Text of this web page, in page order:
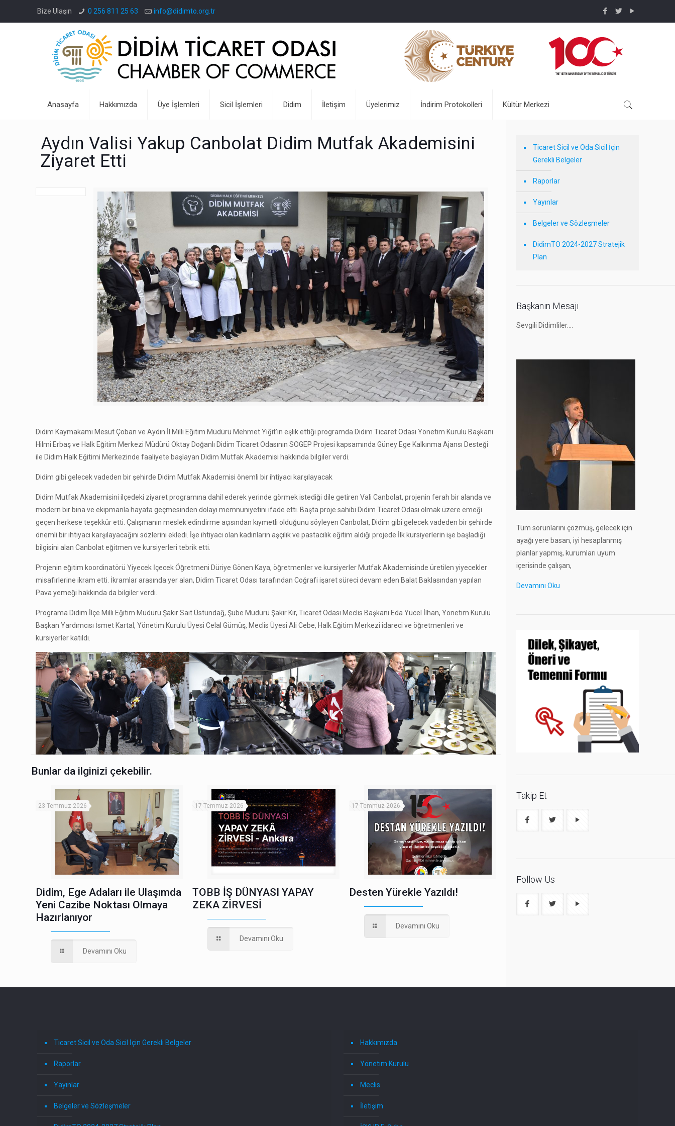
Bize Ulaşın 0 256 811 25 63 info@didimto.org.tr
Anasayfa Hakkımızda Üye İşlemleri Sicil İşlemleri Didim İletişim Üyelerimiz İndirim Protokolleri Kültür Merkezi
Aydın Valisi Yakup Canbolat Didim Mutfak Akademisini
Ziyaret Etti
Didim Kaymakamı Mesut Çoban ve Aydın İl Milli Eğitim Müdürü Mehmet Yiğit’in eşlik ettiği programda Didim Ticaret Odası Yönetim Kurulu Başkanı
Hilmi Erbaş ve Halk Eğitim Merkezi Müdürü Oktay Doğanlı Didim Ticaret Odasının SOGEP Projesi kapsamında Güney Ege Kalkınma Ajansı Desteği
ile Didim Halk Eğitimi Merkezinde faaliyete başlayan Didim Mutfak Akademisi hakkında bilgiler verdi.
Didim gibi gelecek vadeden bir şehirde Didim Mutfak Akademisi önemli bir ihtiyacı karşılayacak
Didim Mutfak Akademisini ilçedeki ziyaret programına dahil ederek yerinde görmek istediği dile getiren Vali Canbolat, projenin ferah bir alanda ve
modern bir bina ve ekipmanla hayata geçmesinden dolayı memnuniyetini ifade etti. Başta proje sahibi Didim Ticaret Odası olmak üzere emeği
geçen herkese teşekkür etti. Çalışmanın meslek edindirme açısından kıymetli olduğunu söyleyen Canbolat, Didim gibi gelecek vadeden bir şehirde
önemli bir ihtiyacı karşılayacağını sözlerini ekledi. İşe ihtiyacı olan kadınların aşçılık ve pastacılık eğitim aldığı projede İlk kursiyerlerin işe başladığı
bilgisini alan Canbolat eğitmen ve kursiyerleri tebrik etti.
Projenin eğitim koordinatörü Yiyecek İçecek Öğretmeni Düriye Gönen Kaya, öğretmenler ve kursiyerler Mutfak Akademisinde üretilen yiyecekler
misafirlerine ikram etti. İkramlar arasında yer alan, Didim Ticaret Odası tarafından Coğrafi işaret süreci devam eden Balat Baklasından yapılan
Pava yemeği hakkında da bilgiler verdi.
Programa Didim İlçe Milli Eğitim Müdürü Şakir Sait Üstündağ, Şube Müdürü Şakir Kır, Ticaret Odası Meclis Başkanı Eda Yücel İlhan, Yönetim Kurulu
Başkan Yardımcısı İsmet Kartal, Yönetim Kurulu Üyesi Celal Gümüş, Meclis Üyesi Ali Cebe, Halk Eğitim Merkezi idareci ve öğretmenleri ve
kursiyerler katıldı.
Bunlar da ilginizi çekebilir.
23 Temmuz 2026
Didim, Ege Adaları ile Ulaşımda
Yeni Cazibe Noktası Olmaya
Hazırlanıyor
Devamını Oku
17 Temmuz 2026
TOBB İŞ DÜNYASI YAPAY
ZEKA ZİRVESİ
Devamını Oku
17 Temmuz 2026
Desten Yürekle Yazıldı!
Devamını Oku
Ticaret Sicil ve Oda Sicil İçin
Gerekli Belgeler
Raporlar
Yayınlar
Belgeler ve Sözleşmeler
DidimTO 2024-2027 Stratejik
Plan
Başkanın Mesajı
Sevgili Didimliler….
Tüm sorunlarını çözmüş, gelecek için
ayağı yere basan, iyi hesaplanmış
planlar yapmış, kurumları uyum
içerisinde çalışan,
Devamını Oku
Takip Et
Follow Us
Ticaret Sicil ve Oda Sicil İçin Gerekli Belgeler
Raporlar
Yayınlar
Belgeler ve Sözleşmeler
Hakkımızda
Yönetim Kurulu
Meclis
İletişim